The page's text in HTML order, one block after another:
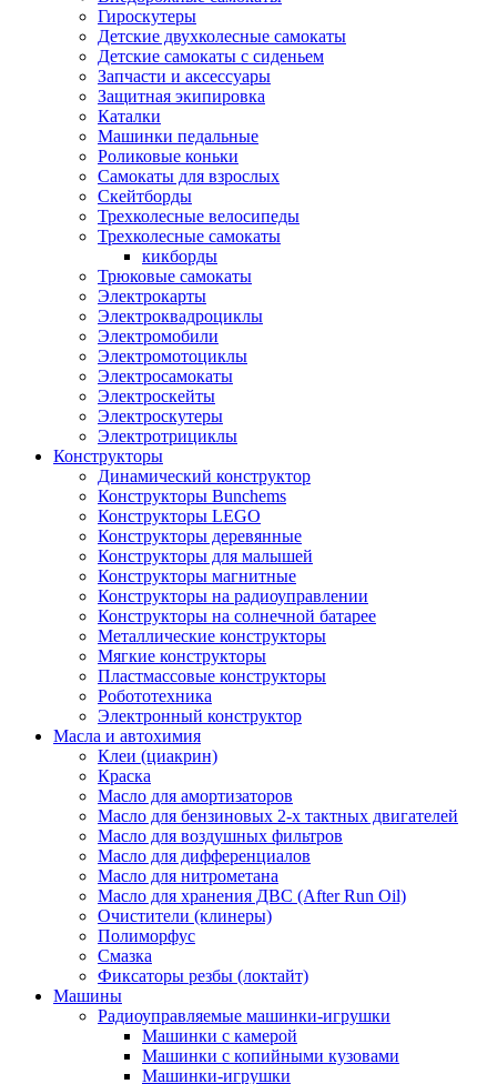
Гироскутеры
Детские двухколесные самокаты
Детские самокаты с сиденьем
Запчасти и аксессуары
Защитная экипировка
Каталки
Машинки педальные
Роликовые коньки
Самокаты для взрослых
Скейтборды
Трехколесные велосипеды
Трехколесные самокаты
кикборды
Трюковые самокаты
Электрокарты
Электроквадроциклы
Электромобили
Электромотоциклы
Электросамокаты
Электроскейты
Электроскутеры
Электротрициклы
Конструкторы
Динамический конструктор
Конструкторы Bunchems
Конструкторы LEGO
Конструкторы деревянные
Конструкторы для малышей
Конструкторы магнитные
Конструкторы на радиоуправлении
Конструкторы на солнечной батарее
Металлические конструкторы
Мягкие конструкторы
Пластмассовые конструкторы
Робототехника
Электронный конструктор
Масла и автохимия
Клеи (циакрин)
Краска
Масло для амортизаторов
Масло для бензиновых 2-х тактных двигателей
Масло для воздушных фильтров
Масло для дифференциалов
Масло для нитрометана
Масло для хранения ДВС (After Run Oil)
Очистители (клинеры)
Полиморфус
Смазка
Фиксаторы резбы (локтайт)
Машины
Радиоуправляемые машинки-игрушки
Машинки с камерой
Машинки с копийными кузовами
Машинки-игрушки